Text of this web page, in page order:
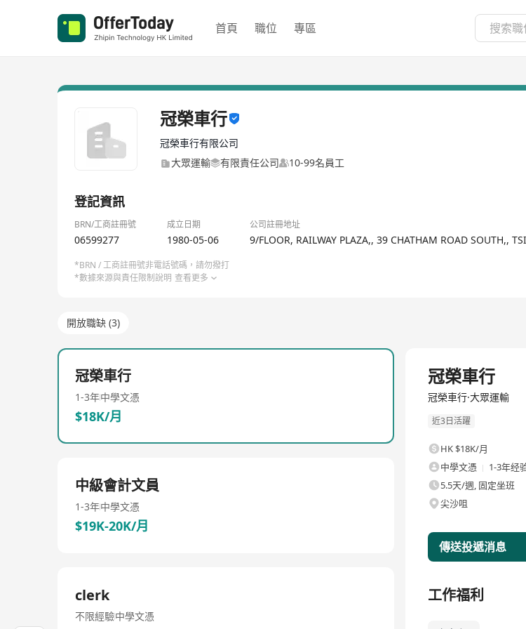
首頁 職位 專區
冠榮車行
冠榮車行有限公司
大眾運輸
有限責任公司 10-99名員工
登記資訊
BRN/工商註冊號 成立日期 公司註冊地址
06599277 1980-05-06 9/FLOOR, RAILWAY PLAZA,, 39 CHATHAM ROAD SOUTH,,
*BRN / 工商註冊號非電話號碼，請勿撥打
*數據來源與責任限制說明 查看更多
開放職缺 (3)
冠榮車行
1-3年中學文憑
$18K/月
中級會計文員
1-3年中學文憑
$19K-20K/月
clerk
不限經驗中學文憑
冠榮車行
冠榮車行·大眾運輸
近3日活躍
HK $18K/月
中學文憑
1-3年经
5.5天/週, 固定坐班
尖沙咀
傳送投遞消息
工作福利